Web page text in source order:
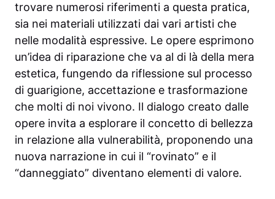
trovare numerosi riferimenti a questa pratica,
sia nei materiali utilizzati dai vari artisti che
nelle modalità espressive. Le opere esprimono
un’idea di riparazione che va al di là della mera
estetica, fungendo da riflessione sul processo
di guarigione, accettazione e trasformazione
che molti di noi vivono. Il dialogo creato dalle
opere invita a esplorare il concetto di bellezza
in relazione alla vulnerabilità, proponendo una
nuova narrazione in cui il “rovinato” e il
“danneggiato” diventano elementi di valore.